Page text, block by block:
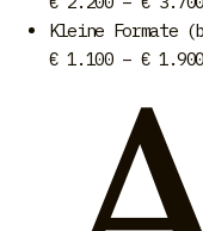
Kleine Formate
€ 1.100 – € 1.900